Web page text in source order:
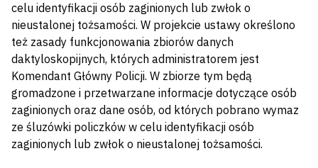
celu identyfikacji osób zaginionych lub zwłok o
nieustalonej tożsamości. W projekcie ustawy określono
też zasady funkcjonowania zbiorów danych
daktyloskopijnych, których administratorem jest
Komendant Główny Policji. W zbiorze tym będą
gromadzone i przetwarzane informacje dotyczące osób
zaginionych oraz dane osób, od których pobrano wymaz
ze śluzówki policzków w celu identyfikacji osób
zaginionych lub zwłok o nieustalonej tożsamości.